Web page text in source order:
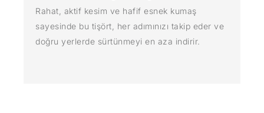
Rahat, aktif kesim ve hafif esnek kumaş
sayesinde bu tişört, her adımınızı takip eder ve
doğru yerlerde sürtünmeyi en aza indirir.